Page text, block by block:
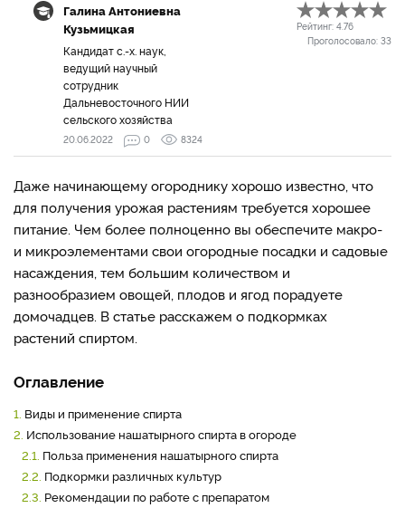
Галина Антониевна
Кузьмицкая
Кандидат с.-х. наук,
ведущий научный
сотрудник
Дальневосточного НИИ
сельского хозяйства
Рейтинг: 4.76
Проголосовало: 33
20.06.2022 0 8324
Даже начинающему огороднику хорошо известно, что
для получения урожая растениям требуется хорошее
питание. Чем более полноценно вы обеспечите макро-
и микроэлементами свои огородные посадки и садовые
насаждения, тем большим количеством и
разнообразием овощей, плодов и ягод порадуете
домочадцев. В статье расскажем о подкормках
растений спиртом.
Оглавление
1. Виды и применение спирта
2. Использование нашатырного спирта в огороде
2.1. Польза применения нашатырного спирта
2.2. Подкормки различных культур
2.3. Рекомендации по работе с препаратом